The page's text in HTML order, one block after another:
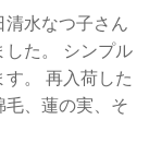
清水なつ子さん
した。 シンプル
。 再入荷した
毛、蓮の実、そ